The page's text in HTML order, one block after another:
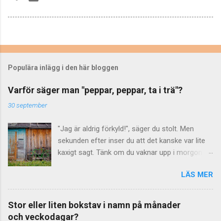
Populära inlägg i den här bloggen
Varför säger man "peppar, peppar, ta i trä"?
30 september
"Jag är aldrig förkyld!", säger du stolt. Men
sekunden efter inser du att det kanske var lite
kaxigt sagt. Tänk om du vaknar upp i morgon
peppar, ta i trä" och knacka på närmaste
material av trä. (Finns inget sådant i närheten,
kanske ditt eget – eller din väns – huvud duger
bra?) Kryddor på lyckan Uttrycket "peppar,
LÄS MER
Stor eller liten bokstav i namn på månader
och veckodagar?